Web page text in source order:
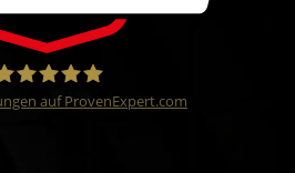
auf ProvenExpert.com